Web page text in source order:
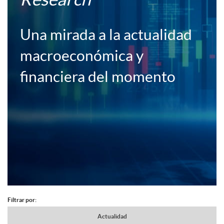
i
e
a
o
Una mirada a la actualidad
macroeconómica y
financiera del momento
o
Filtrar por:
Actualidad